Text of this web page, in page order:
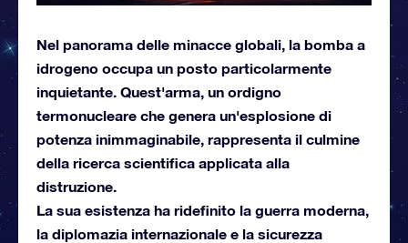
Nel panorama delle minacce globali, la bomba a
idrogeno occupa un posto particolarmente
inquietante. Quest'arma, un ordigno
termonucleare che genera un'esplosione di
potenza inimmaginabile, rappresenta il culmine
della ricerca scientifica applicata alla
distruzione.
La sua esistenza ha ridefinito la guerra moderna,
la diplomazia internazionale e la sicurezza